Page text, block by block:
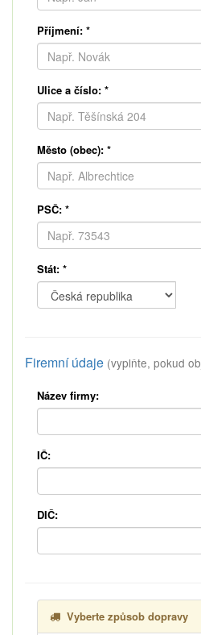
Příjmení: *
Ulice a číslo: *
Město (obec): *
PSČ: *
Stát: *
Firemní údaje (vyplňte, pokud
Název firmy:
IČ:
DIČ:
Vyberte způsob dopravy